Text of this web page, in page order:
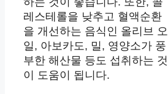
레스테롤을 낮추고 혈액순환
을 개선하는 음식인 올리브 오
일, 아보카도, 밀, 영양소가 풍
부한 해산물 등도 섭취하는 것
이 도움이 됩니다.